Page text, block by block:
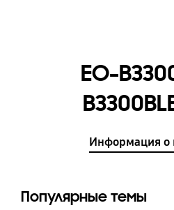
EO-
Информация о
Популярные темы